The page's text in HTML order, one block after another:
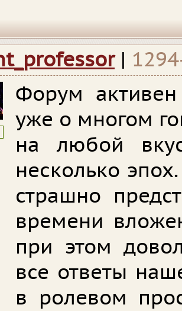
|
Форум
уже о многом
на любой
несколько
страшно
времени
при этом
все ответы
в ролевом